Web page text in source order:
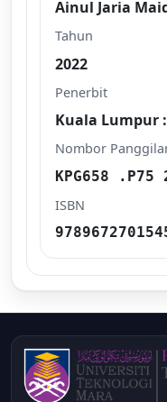
Ainul Jaria
Tahun
2022
Penerbit
Kuala Lumpur
Nombor
KPG658 .P75
ISBN